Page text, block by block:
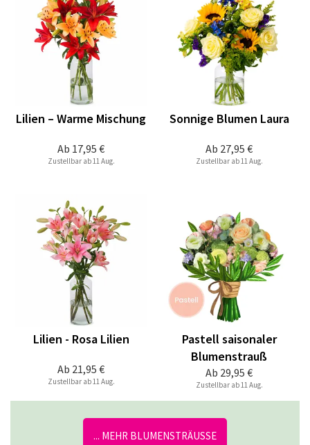
Ab 17,95 €
Lilien – Warme Mischung
Zustellbar ab 11 Aug.
Ab 27,95 €
Sonnige Blumen Laura
Zustellbar ab 11 Aug.
Ab 21,95 €
Lilien - Rosa Lilien
Zustellbar ab 11 Aug.
Ab 29,95 €
Pastell saisonaler
Blumenstrauß
Zustellbar ab 11 Aug.
... MEHR BLUMENSTRÄUSSE